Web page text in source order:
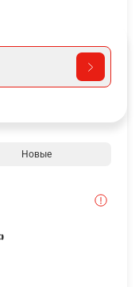
Новые